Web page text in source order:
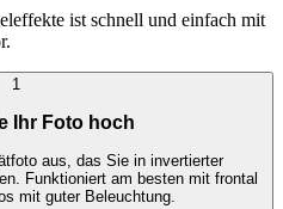
ist schnell und einfach mit
1
Ihr Foto hoch
aus, das Sie in invertierter
Funktioniert am besten mit frontal
mit guter Beleuchtung.